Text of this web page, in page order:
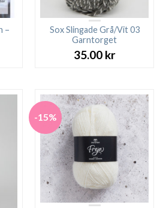
–
Sox Slingade Grå/Vit 03
Garntorget
35.00 kr
-15%